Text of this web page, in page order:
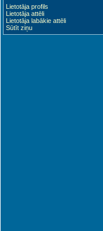
Lietotāja profils
Lietotāja attēli
Lietotāja labākie attēli
Sūtīt ziņu